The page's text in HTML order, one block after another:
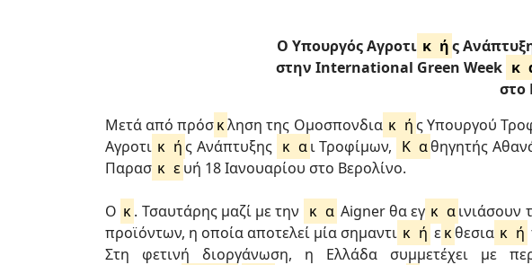
O Υπουργός Αγροτι κ ής
στην International Green Week κ
στο
Μετά από πρόσκληση της Ομοσπονδια κ ή ς Υπουργού
Αγροτι κ ή ς Ανάπτυξης κ αι Τροφίμων, Κ αθηγητής
Παρασ κ ευή 18 Ιανουαρίου στο Βερολίνο.
Ο κ. Τσαυτάρης μαζί με την κ α Aigner θα εγ κ αινιάσουν
προϊόντων, η οποία αποτελεί μία σημαντι κ ή εκθεσια κ ή
Στη φετινή διοργάνωση, η Ελλάδα συμμετέχει με